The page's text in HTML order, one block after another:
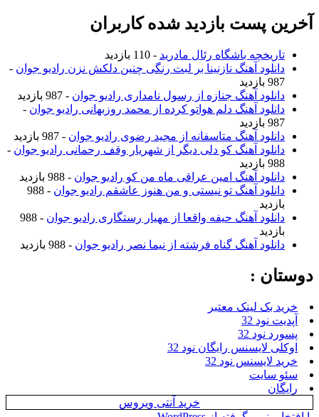
آخرین پست بازدید شده کاربران
تاریخچه باشگاه رئال مادرید - 110 بازدید
دانلود آهنگ نازنینا بر لبت رنگی چنین دلکش نزن رادیو جوان -
987 بازدید
دانلود آهنگ جنازه از رسول نامداری رادیو جوان - 987 بازدید
دانلود آهنگ دلم هواتو کرده از محمد روزبهانی رادیو جوان -
987 بازدید
دانلود آهنگ متاسفانه از مجید رضوی رادیو جوان - 987 بازدید
دانلود آهنگ کو دلی دیگر از شهریار وقف رحمانی رادیو جوان -
988 بازدید
دانلود آهنگ امین عراقی ماه من کو رادیو جوان - 988 بازدید
دانلود آهنگ تو نیستی و من هنوز عاشقم رادیو جوان
- 988
بازدید
دانلود آهنگ حیفه واقعا از مهیار رستگاری رادیو جوان
- 988
بازدید
دانلود آهنگ گناه فرشته از نیما نصر رادیو جوان - 988 بازدید
دوستان :
خرید بک لینک معتبر
آپدیت نود 32
پسورد نود 32
اوکلی لایسنس رایگان نود 32
خرید لایسنس نود 32
سئو سایت
رایگان
خرید آنتی ویروس